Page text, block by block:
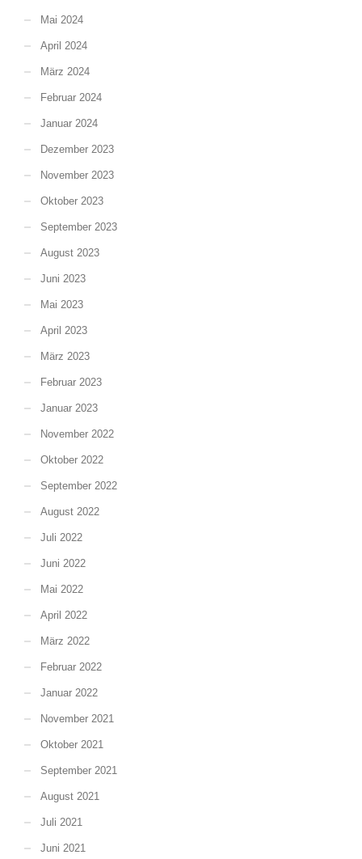
Mai 2024
April 2024
März 2024
Februar 2024
Januar 2024
Dezember 2023
November 2023
Oktober 2023
September 2023
August 2023
Juni 2023
Mai 2023
April 2023
März 2023
Februar 2023
Januar 2023
November 2022
Oktober 2022
September 2022
August 2022
Juli 2022
Juni 2022
Mai 2022
April 2022
März 2022
Februar 2022
Januar 2022
November 2021
Oktober 2021
September 2021
August 2021
Juli 2021
Juni 2021